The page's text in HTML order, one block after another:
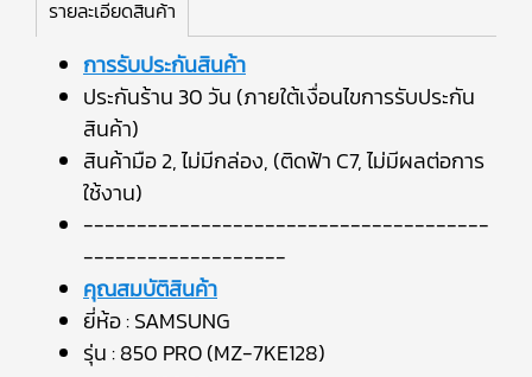
รายละเอียดสินค้า
การรับประกันสินค้า
ประกันร้าน 30 วัน (ภายใต้เงื่อนไขการรับประกัน
สินค้า)
สินค้ามือ 2, ไม่มีกล่อง, (ติดฟ้า C7, ไม่มีผลต่อการ
ใช้งาน)
--------------------------------------
-------------------
คุณสมบัติสินค้า
ยี่ห้อ : SAMSUNG
รุ่น : 850 PRO (MZ-7KE128)